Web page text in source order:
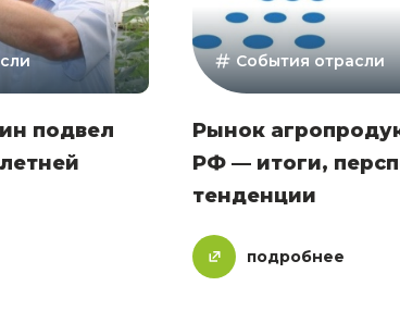
подвел
События отрасли
Рынок
РФ — итоги,
тенденции
подробнее